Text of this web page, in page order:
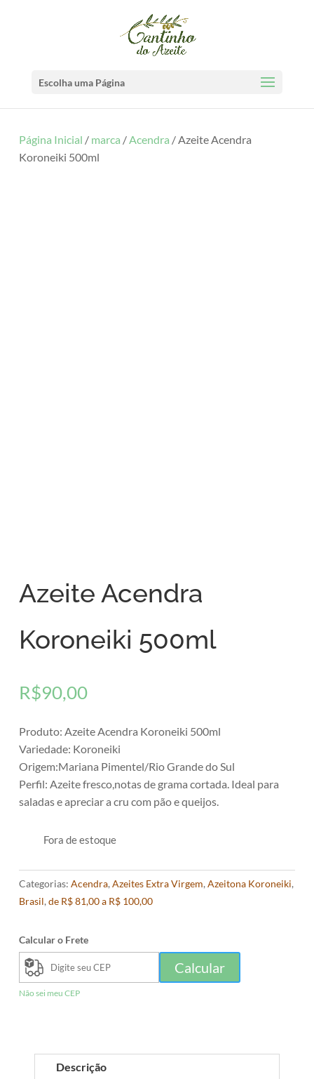
Escolha uma Página
Página Inicial / marca /Acendra / Azeite Acendra
Koroneiki 500ml
Azeite Acendra
Koroneiki 500ml
R$90,00
Produto: Azeite Acendra Koroneiki 500ml
Variedade: Koroneiki
Origem:Mariana Pimentel/Rio Grande do Sul
Perfil: Azeite fresco,notas de grama cortada. Ideal para
saladas e apreciar a cru com pão e queijos.
Fora de estoque
Categorias: Acendra, Azeites Extra Virgem, Azeitona Koroneiki,
Brasil, de R$ 81,00 a R$ 100,00
Calcular o Frete
Calcular
Não sei meu CEP
Descrição